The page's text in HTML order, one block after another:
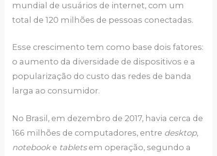
mundial de usuários de internet, com um
total de 120 milhões de pessoas conectadas.
Esse crescimento tem como base dois fatores:
o aumento da diversidade de dispositivos e a
popularização do custo das redes de banda
larga ao consumidor.
No Brasil, em dezembro de 2017, havia cerca de
166 milhões de computadores, entre desktop,
notebooke tabletsem operação, segundo a